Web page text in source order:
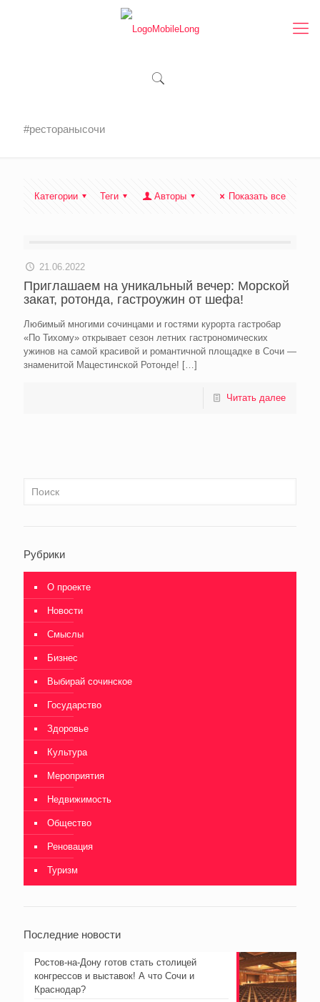
#ресторанысочи
Категории Теги Авторы Показать все
21.06.2022
Приглашаем на уникальный вечер: Морской
закат, ротонда, гастроужин от шефа!
Любимый многими сочинцами и гостями курорта гастробар
«По Тихому» открывает сезон летних гастрономических
ужинов на самой красивой и романтичной площадке в Сочи —
знаменитой Мацестинской Ротонде! […]
Читать далее
Рубрики
О проекте
Новости
Смыслы
Бизнес
Выбирай сочинское
Государство
Здоровье
Культура
Мероприятия
Недвижимость
Общество
Реновация
Туризм
Последние новости
Ростов-на-Дону готов стать столицей
конгрессов и выставок! А что Сочи и
Краснодар?